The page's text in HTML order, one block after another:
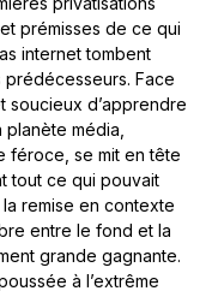
prémisses de ce qui
internet tombent
prédécesseurs. Face
soucieux d’apprendre
planète média,
féroce, se mit en tête
tout ce qui pouvait
remise en contexte
entre le fond et la
grande gagnante.
à l’extrême